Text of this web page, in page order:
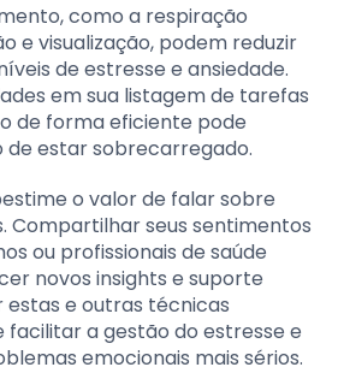
como a respiração
e visualização, podem reduzir
de estresse e ansiedade.
em sua listagem de tarefas
de forma eficiente pode
de estar sobrecarregado.
o valor de falar sobre
Compartilhar seus sentimentos
ou profissionais de saúde
novos insights e suporte
e outras técnicas
a gestão do estresse e
emocionais mais sérios.